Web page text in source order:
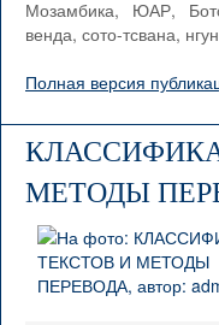
Мозамбика, ЮАР,
венда, сото-тсвана,
Полная версия
МЕТОДЫ